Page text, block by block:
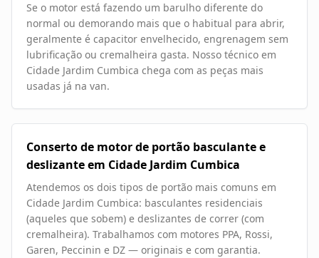
Se o motor está fazendo um barulho diferente do
normal ou demorando mais que o habitual para abrir,
geralmente é capacitor envelhecido, engrenagem sem
lubrificação ou cremalheira gasta. Nosso técnico em
Cidade Jardim Cumbica chega com as peças mais
usadas já na van.
Conserto de motor de portão basculante e
deslizante em Cidade Jardim Cumbica
Atendemos os dois tipos de portão mais comuns em
Cidade Jardim Cumbica: basculantes residenciais
(aqueles que sobem) e deslizantes de correr (com
cremalheira). Trabalhamos com motores PPA, Rossi,
Garen, Peccinin e DZ — originais e com garantia.